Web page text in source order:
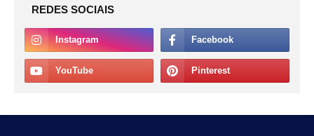
REDES SOCIAIS